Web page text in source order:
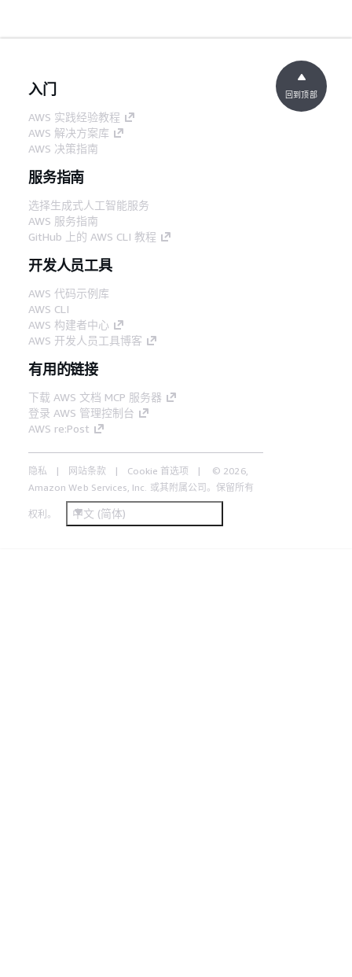
入门
AWS 实践经验教程
AWS 解决方案库
AWS 决策指南
服务指南
选择生成式人工智能服务
AWS 服务指南
GitHub 上的 AWS CLI 教程
开发人员工具
AWS 代码示例库
AWS CLI
AWS 构建者中心
AWS 开发人员工具博客
有用的链接
下载 AWS 文档 MCP 服务器
登录 AWS 管理控制台
AWS re:Post
隐私 网站条款 Cookie 首选项
© 2026,
Amazon Web Services, Inc. 或其附属公司。保留所有
权利。 中文 (简体)
回到顶部